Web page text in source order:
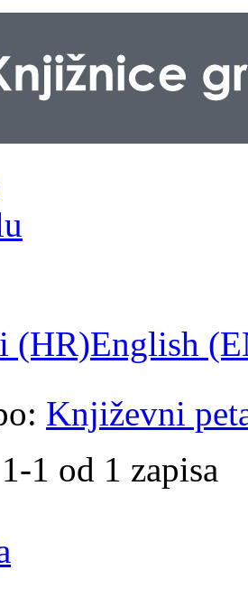
(HR)English
Književni
1 od 1 zapisa